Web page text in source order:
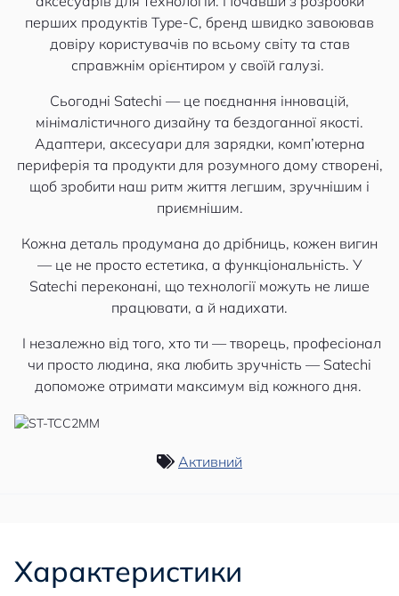
перших продуктів Type-C, бренд швидко завоював
довіру користувачів по всьому світу та став
справжнім орієнтиром у своїй галузі.
Сьогодні Satechi — це поєднання інновацій,
мінімалістичного дизайну та бездоганної якості.
Адаптери, аксесуари для зарядки, комп’ютерна
периферія та продукти для розумного дому створені,
щоб зробити наш ритм життя легшим, зручнішим і
приємнішим.
Кожна деталь продумана до дрібниць, кожен вигин
— це не просто естетика, а функціональність. У
Satechi переконані, що технології можуть не лише
працювати, а й надихати.
І незалежно від того, хто ти — творець, професіонал
чи просто людина, яка любить зручність — Satechi
допоможе отримати максимум від кожного дня.
Активний
Характеристики